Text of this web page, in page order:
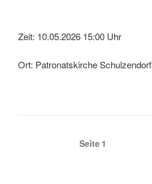
Zeit: 10.05.2026 15:00 Uhr
Ort: Patronatskirche Schulzendorf
Seitennummerierung
Seite 1